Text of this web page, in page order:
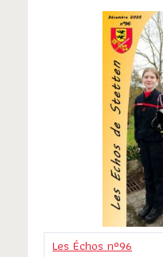
Les Échos n°96